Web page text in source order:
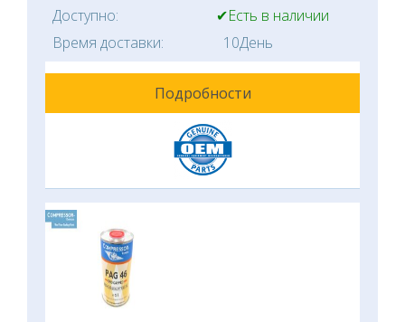
Доступно:
✔Есть в наличии
Время доставки:
10День
Подробности